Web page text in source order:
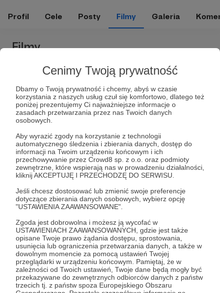
Cenimy Twoją prywatność
Dbamy o Twoją prywatność i chcemy, abyś w czasie
korzystania z naszych usług czuł się komfortowo, dlatego też
poniżej prezentujemy Ci najważniejsze informacje o
zasadach przetwarzania przez nas Twoich danych
osobowych.
Aby wyrazić zgody na korzystanie z technologii
automatycznego śledzenia i zbierania danych, dostęp do
informacji na Twoim urządzeniu końcowym i ich
przechowywanie przez Crowd8 sp. z o.o. oraz podmioty
zewnętrzne, które wspierają nas w prowadzeniu działalności,
kliknij AKCEPTUJĘ I PRZECHODZĘ DO SERWISU.
Jeśli chcesz dostosować lub zmienić swoje preferencje
dotyczące zbierania danych osobowych, wybierz opcję
"USTAWIENIA ZAAWANSOWANE".
Zgoda jest dobrowolna i możesz ją wycofać w
USTAWIENIACH ZAAWANSOWANYCH, gdzie jest także
opisane Twoje prawo żądania dostępu, sprostowania,
usunięcia lub ograniczenia przetwarzania danych, a także w
dowolnym momencie za pomocą ustawień Twojej
przeglądarki w urządzeniu końcowym. Pamiętaj, że w
zależności od Twoich ustawień, Twoje dane będą mogły być
przekazywane do zewnętrznych odbiorców danych z państw
trzecich tj. z państw spoza Europejskiego Obszaru
Profil Cele Posty Filmy Galeria
Filmy
Materiał 18+
07.02.2024 4 odsłon
Mirek